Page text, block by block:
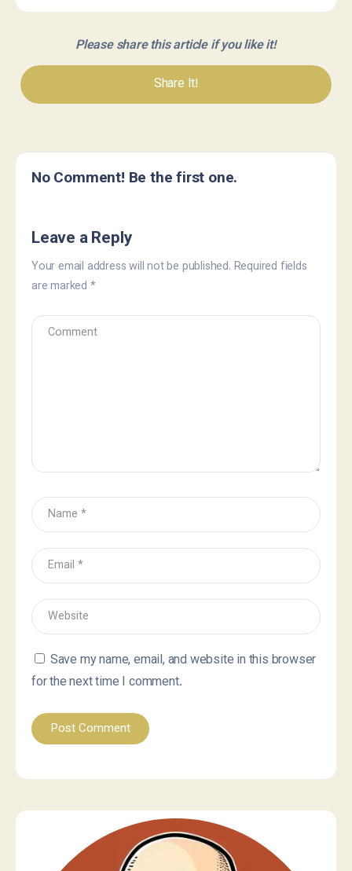
Please share this article if you like it!
Share It!
No Comment! Be the first one.
Leave a Reply
Your email address will not be published. Required fields
are marked *
Save my name, email, and website in this browser
for the next time I comment.